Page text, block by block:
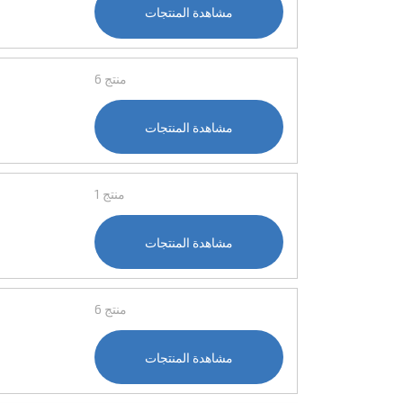
مشاهدة المنتجات
6 منتج
مشاهدة المنتجات
1 منتج
مشاهدة المنتجات
6 منتج
مشاهدة المنتجات